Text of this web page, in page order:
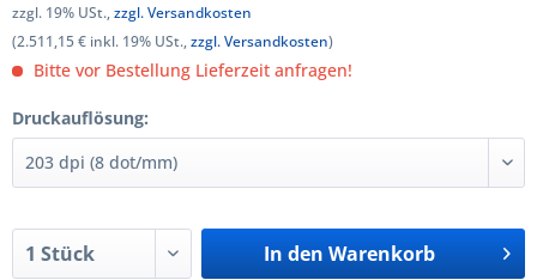
zzgl. 19% USt.,zzgl. Versandkosten
(2.511,15 € inkl. 19% USt.,zzgl. Versandkosten)
Bitte vor Bestellung Lieferzeit anfragen!
Druckauflösung:
In den Warenkorb